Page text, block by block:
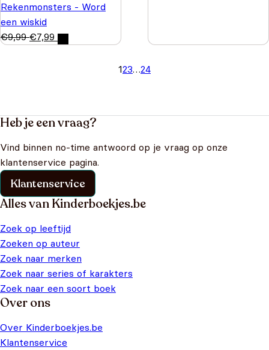
Rekenmonsters - Word
een wiskid
€9,99 €7,99
123…24
Heb je een vraag?
Vind binnen no-time antwoord op je vraag op onze
klantenservice pagina.
Klantenservice
Alles van Kinderboekjes.be
Zoek op leeftijd
Zoeken op auteur
Zoek naar merken
Zoek naar series of karakters
Zoek naar een soort boek
Over ons
Over Kinderboekjes.be
Klantenservice